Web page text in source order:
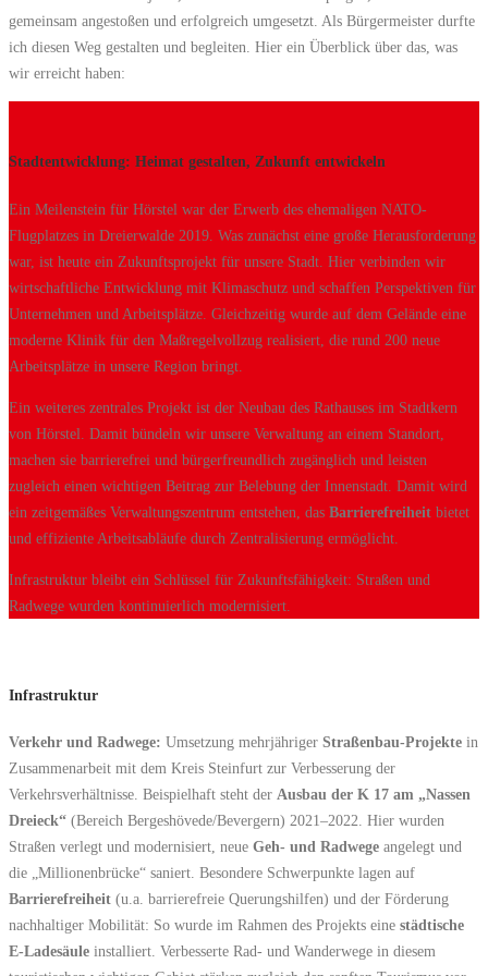
gemeinsam angestoßen und erfolgreich umgesetzt. Als Bürgermeister durfte
ich diesen Weg gestalten und begleiten. Hier ein Überblick über das, was
wir erreicht haben:
Stadtentwicklung: Heimat gestalten, Zukunft entwickeln
Ein Meilenstein für Hörstel war der Erwerb des ehemaligen NATO-
Flugplatzes in Dreierwalde 2019. Was zunächst eine große Herausforderung
war, ist heute ein Zukunftsprojekt für unsere Stadt. Hier verbinden wir
wirtschaftliche Entwicklung mit Klimaschutz und schaffen Perspektiven für
Unternehmen und Arbeitsplätze. Gleichzeitig wurde auf dem Gelände eine
moderne Klinik für den Maßregelvollzug realisiert, die rund 200 neue
Arbeitsplätze in unsere Region bringt.
Ein weiteres zentrales Projekt ist der Neubau des Rathauses im Stadtkern
von Hörstel. Damit bündeln wir unsere Verwaltung an einem Standort,
machen sie barrierefrei und bürgerfreundlich zugänglich und leisten
zugleich einen wichtigen Beitrag zur Belebung der Innenstadt. Damit wird
ein zeitgemäßes Verwaltungszentrum entstehen, das Barrierefreiheit bietet
und effiziente Arbeitsabläufe durch Zentralisierung ermöglicht.
Infrastruktur bleibt ein Schlüssel für Zukunftsfähigkeit: Straßen und
Radwege wurden kontinuierlich modernisiert.
Infrastruktur
Verkehr und Radwege: Umsetzung mehrjähriger Straßenbau-Projekte in
Zusammenarbeit mit dem Kreis Steinfurt zur Verbesserung der
Verkehrsverhältnisse. Beispielhaft steht der Ausbau der K 17 am „Nassen
Dreieck“ (Bereich Bergeshövede/Bevergern) 2021–2022. Hier wurden
Straßen verlegt und modernisiert, neue Geh- und Radwege angelegt und
die „Millionenbrücke“ saniert. Besondere Schwerpunkte lagen auf
Barrierefreiheit (u.a. barrierefreie Querungshilfen) und der Förderung
nachhaltiger Mobilität: So wurde im Rahmen des Projekts eine städtische
E-Ladesäule installiert. Verbesserte Rad- und Wanderwege in diesem